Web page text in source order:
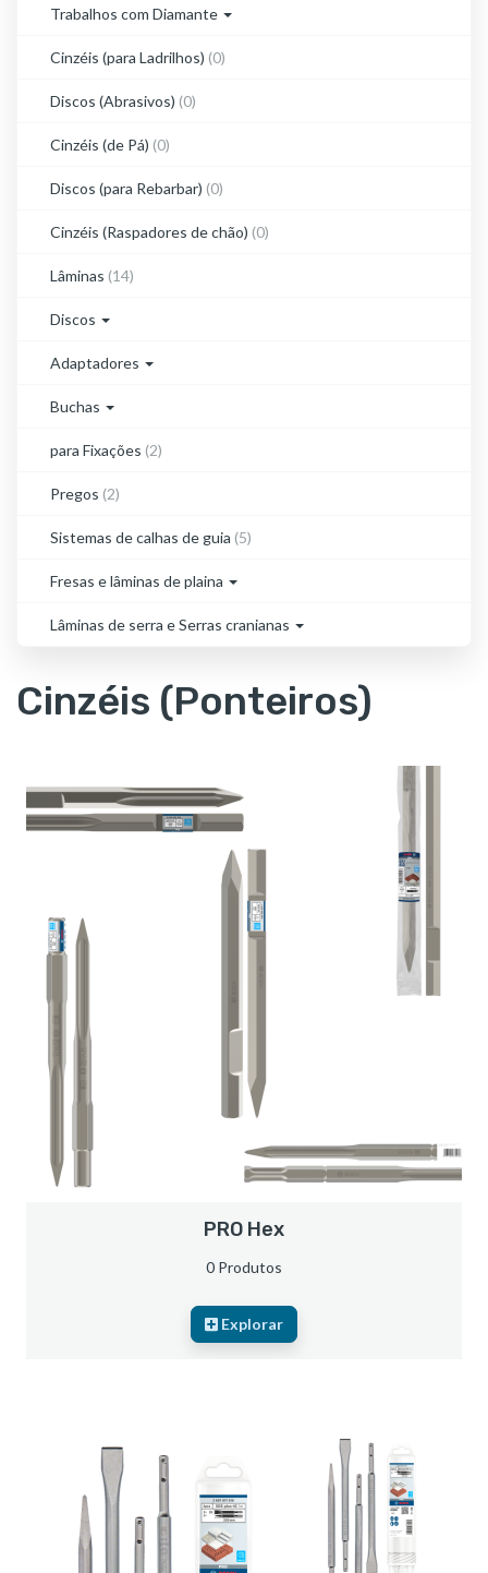
Trabalhos com Diamante
Cinzéis (para Ladrilhos) (0)
Discos (Abrasivos) (0)
Cinzéis (de Pá) (0)
Discos (para Rebarbar) (0)
Cinzéis (Raspadores de chão) (0)
Lâminas (14)
Discos
Adaptadores
Buchas
para Fixações (2)
Pregos (2)
Sistemas de calhas de guia (5)
Fresas e lâminas de plaina
Lâminas de serra e Serras cranianas
Cinzéis (Ponteiros)
PRO Hex
0 Produtos
Explorar